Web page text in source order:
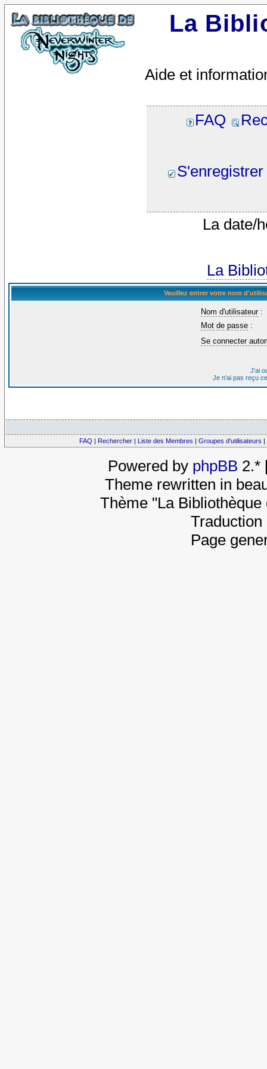
La
Aide et
FAQ
S'enregistrer
La date/
La
Veuillez entrer votre nom
Nom d'utilisateur:
Mot de passe :
Se connecter
J'ai
Je n'ai pas reçu
FAQ | Rechercher | Liste des Membres | Groupes d'utilisateurs |
Powered by phpBB 2.*
Theme rewritten in
Thème "La
Page